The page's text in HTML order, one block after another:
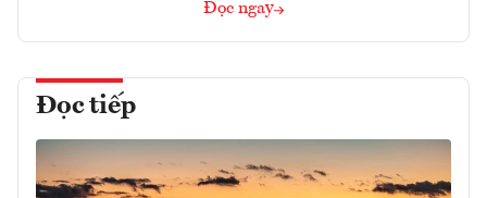
Đọc ngay
Đọc tiếp